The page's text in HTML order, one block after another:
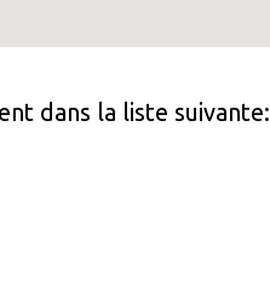
dans la liste suivante: